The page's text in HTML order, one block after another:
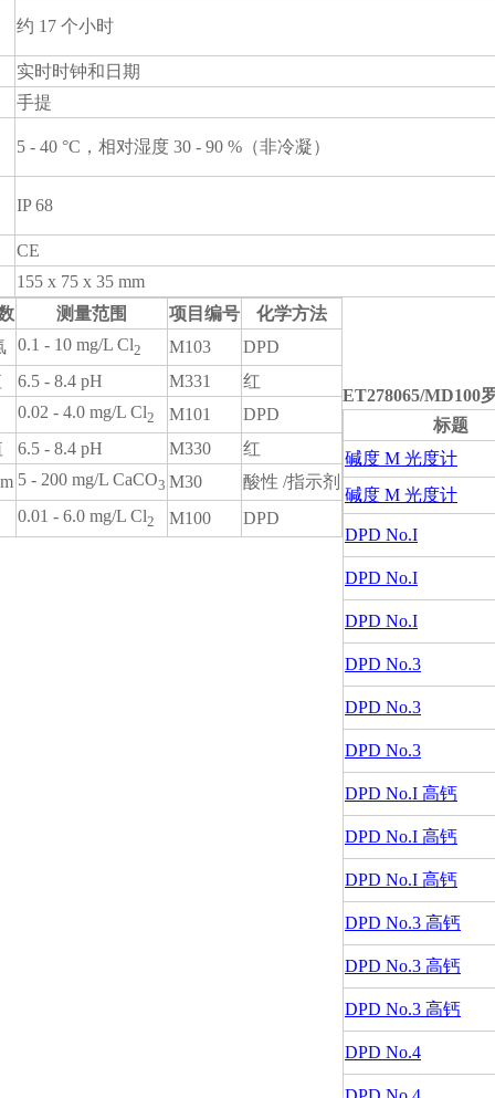
约 17 个小时
实时时钟和日期
手提
5 - 40 °C，相对湿度 30 - 90 %（非冷凝）
IP 68
CE
155 x 75 x 35 mm
测量范围 项目编号
化学方法
0.1 - 10 mg/L Cl2 M103
DPD
6.5 - 8.4 pH M331
红
0.02 - 4.0 mg/L Cl2 M101
DPD
6.5 - 8.4 pH M330
红
5 - 200 mg/L CaCO3 M30
酸性 /指示剂
0.01 - 6.0 mg/L Cl2 M100 DPD
ET278065/MD100
标题
碱度 M 光度计
碱度 M 光度计
DPD No.I
DPD No.I
DPD No.I
DPD No.3
DPD No.3
DPD No.3
DPD No.I 高钙
DPD No.I 高钙
DPD No.I 高钙
DPD No.3 高钙
DPD No.3 高钙
DPD No.3 高钙
DPD No.4